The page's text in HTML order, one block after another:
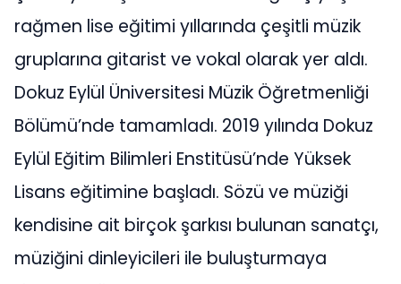
rağmen lise eğitimi yıllarında çeşitli müzik
gruplarına gitarist ve vokal olarak yer aldı.
Dokuz Eylül Üniversitesi Müzik Öğretmenliği
Bölümü’nde tamamladı. 2019 yılında Dokuz
Eylül Eğitim Bilimleri Enstitüsü’nde Yüksek
Lisans eğitimine başladı. Sözü ve müziği
kendisine ait birçok şarkısı bulunan sanatçı,
müziğini dinleyicileri ile buluşturmaya